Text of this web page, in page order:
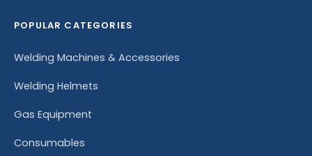
POPULAR CATEGORIES
Welding Machines & Accessories
Welding Helmets
Gas Equipment
Consumables